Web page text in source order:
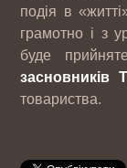
подія в
грамотно і з
буде
засновників
товариства.